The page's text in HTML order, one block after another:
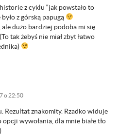
z cyklu “jak powstało to
z górską papugą
dużo bardziej podoba mi się
tak żebyś nie miał zbyt łatwo
o 22:50
Rezultat znakomity. Rzadko widuje
wywołania, dla mnie białe tło